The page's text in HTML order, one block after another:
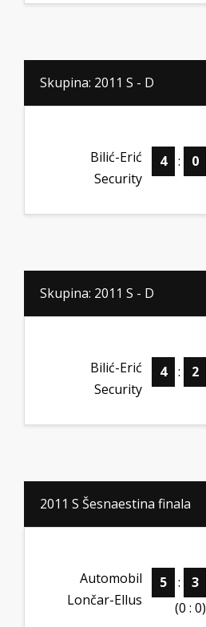
Skupina: 2011 S - D
Bilić-Erić
Security
4 : 0
Skupina: 2011 S - D
Bilić-Erić
Security
4 : 2
2011 S Šesnaestina finala
Automobil
Lončar-Ellus
5 :
3
(0 : 0)